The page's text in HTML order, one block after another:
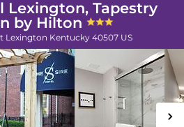
Lexington, Tapestry
by Hilton
Lexington Kentucky 40507 US